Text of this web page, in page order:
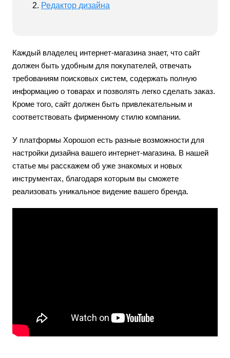
Редактор дизайна
Каждый владелец интернет-магазина знает, что сайт
должен быть удобным для покупателей, отвечать
требованиям поисковых систем, содержать полную
информацию о товарах и позволять легко сделать заказ.
Кроме того, сайт должен быть привлекательным и
соответствовать фирменному стилю компании.
У платформы Хорошоп есть разные возможности для
настройки дизайна вашего интернет-магазина. В нашей
статье мы расскажем об уже знакомых и новых
инструментах, благодаря которым вы сможете
реализовать уникальное видение вашего бренда.